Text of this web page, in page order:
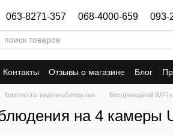
063-8271-357 068-4000-659 093-
Контакты Отзывы о магазине Блог
Комплекты видеонаблюдения Беспроводной WiFi
на 4 камеры